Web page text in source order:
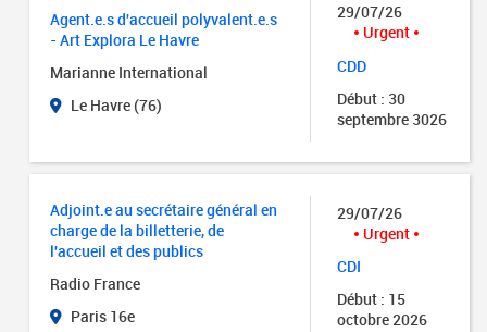
Agent.e.s d'accueil polyvalent.e.s
- Art Explora Le Havre
Marianne International
Le Havre (76)
29/07/26
Urgent
CDD
Début : 30
septembre 3026
Adjoint.e au secrétaire général en
charge de la billetterie, de
l'accueil et des publics
Radio France
Paris 16e
29/07/26
Urgent
CDI
Début : 15
octobre 2026